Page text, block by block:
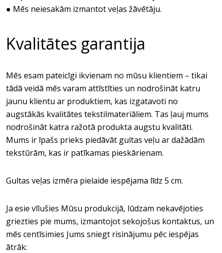
● Mēs neiesakām izmantot veļas žāvētāju.
Kvalitātes garantija
Mēs esam pateicīgi ikvienam no mūsu klientiem – tikai
tādā veidā mēs varam attīstīties un nodrošināt katru
jaunu klientu ar produktiem, kas izgatavoti no
augstākās kvalitātes tekstilmateriāliem. Tas ļauj mums
nodrošināt katra ražotā produkta augstu kvalitāti.
Mums ir īpašs prieks piedāvāt gultas veļu ar dažādām
tekstūrām, kas ir patīkamas pieskārienam.
Gultas veļas izmēra pielaide iespējama līdz 5 cm.
Ja esie vīlušies Mūsu produkcijā, lūdzam nekavējoties
griezties pie mums, izmantojot sekojošus kontaktus, un
mēs centīsimies Jums sniegt risinājumu pēc iespējas
ātrāk: